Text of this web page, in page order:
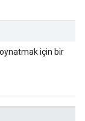
için bir